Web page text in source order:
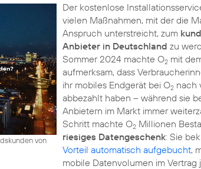
von
Der kostenlose
vielen Maßnahmen, mit der die
Anspruch unterstreicht, zum
Anbieter in Deutschland zu
Sommer 2024 machte O2mit
aufmerksam, dass
ihr mobiles Endgerät bei O2nach
abbezahlt haben – während sie
Anbietern im Markt immer
Schritt machte O2Millionen
riesiges Datengeschenk: Sie
Vorteil automatisch aufgebucht,
mobile Datenvolumen im Vertrag